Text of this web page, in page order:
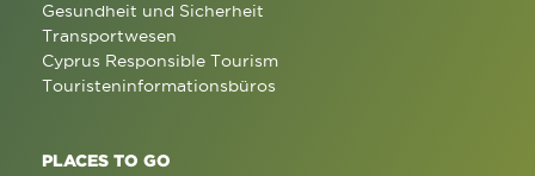
Gesundheit und Sicherheit
Transportwesen
Cyprus Responsible Tourism
Touristeninformationsbüros
PLACES TO GO